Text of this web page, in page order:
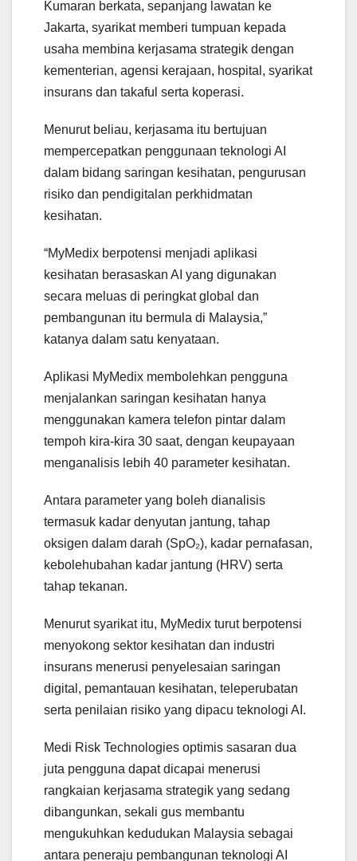
Kumaran berkata, sepanjang lawatan ke
Jakarta, syarikat memberi tumpuan kepada
usaha membina kerjasama strategik dengan
kementerian, agensi kerajaan, hospital, syarikat
insurans dan takaful serta koperasi.
Menurut beliau, kerjasama itu bertujuan
mempercepatkan penggunaan teknologi AI
dalam bidang saringan kesihatan, pengurusan
risiko dan pendigitalan perkhidmatan
kesihatan.
“MyMedix berpotensi menjadi aplikasi
kesihatan berasaskan AI yang digunakan
secara meluas di peringkat global dan
pembangunan itu bermula di Malaysia,”
katanya dalam satu kenyataan.
Aplikasi MyMedix membolehkan pengguna
menjalankan saringan kesihatan hanya
menggunakan kamera telefon pintar dalam
tempoh kira-kira 30 saat, dengan keupayaan
menganalisis lebih 40 parameter kesihatan.
Antara parameter yang boleh dianalisis
termasuk kadar denyutan jantung, tahap
oksigen dalam darah (SpO₂), kadar pernafasan,
kebolehubahan kadar jantung (HRV) serta
tahap tekanan.
Menurut syarikat itu, MyMedix turut berpotensi
menyokong sektor kesihatan dan industri
insurans menerusi penyelesaian saringan
digital, pemantauan kesihatan, teleperubatan
serta penilaian risiko yang dipacu teknologi AI.
Medi Risk Technologies optimis sasaran dua
juta pengguna dapat dicapai menerusi
rangkaian kerjasama strategik yang sedang
dibangunkan, sekali gus membantu
mengukuhkan kedudukan Malaysia sebagai
antara peneraju pembangunan teknologi AI